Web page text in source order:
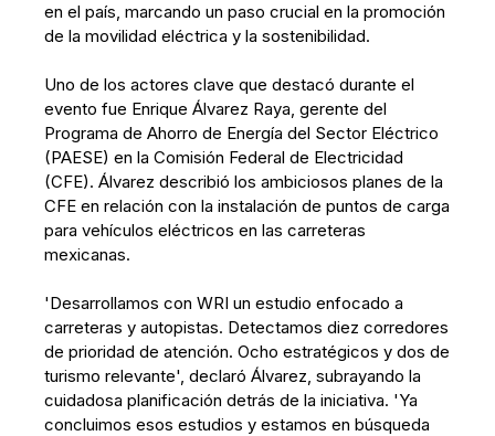
en el país, marcando un paso crucial en la promoción
de la movilidad eléctrica y la sostenibilidad.
Uno de los actores clave que destacó durante el
evento fue Enrique Álvarez Raya, gerente del
Programa de Ahorro de Energía del Sector Eléctrico
(PAESE) en la Comisión Federal de Electricidad
(CFE). Álvarez describió los ambiciosos planes de la
CFE en relación con la instalación de puntos de carga
para vehículos eléctricos en las carreteras
mexicanas.
'Desarrollamos con WRI un estudio enfocado a
carreteras y autopistas. Detectamos diez corredores
de prioridad de atención. Ocho estratégicos y dos de
turismo relevante', declaró Álvarez, subrayando la
cuidadosa planificación detrás de la iniciativa. 'Ya
concluimos esos estudios y estamos en búsqueda